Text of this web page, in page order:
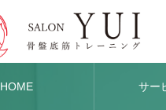
HOME サー